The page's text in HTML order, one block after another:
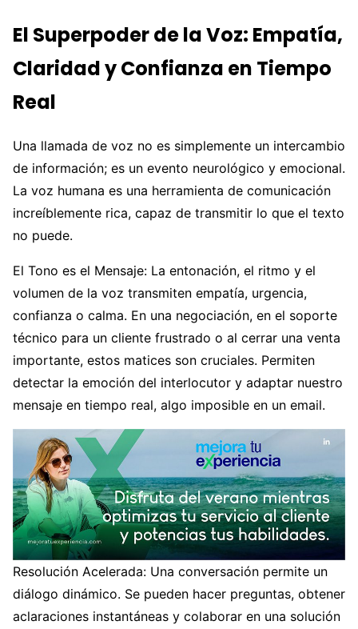
El Superpoder de la Voz: Empatía,
Claridad y Confianza en Tiempo
Real
Una llamada de voz no es simplemente un intercambio
de información; es un evento neurológico y emocional.
La voz humana es una herramienta de comunicación
increíblemente rica, capaz de transmitir lo que el texto
no puede.
El Tono es el Mensaje: La entonación, el ritmo y el
volumen de la voz transmiten empatía, urgencia,
confianza o calma. En una negociación, en el soporte
técnico para un cliente frustrado o al cerrar una venta
importante, estos matices son cruciales. Permiten
detectar la emoción del interlocutor y adaptar nuestro
mensaje en tiempo real, algo imposible en un email.
Resolución Acelerada: Una conversación permite un
diálogo dinámico. Se pueden hacer preguntas, obtener
aclaraciones instantáneas y colaborar en una solución